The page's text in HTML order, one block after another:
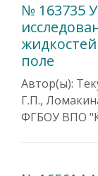
№ 163735
поле
Автор(ы):
Г.П.,
ФГБОУ ВПО